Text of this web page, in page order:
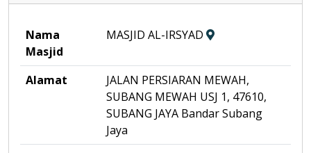
Nama
Masjid
MASJID AL-IRSYAD
Alamat
JALAN PERSIARAN MEWAH,
SUBANG MEWAH USJ 1, 47610,
SUBANG JAYA Bandar Subang
Jaya